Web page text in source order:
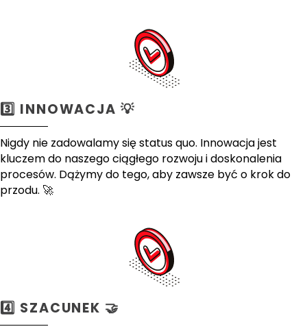
3️⃣ INNOWACJA 💡
Nigdy nie zadowalamy się status quo. Innowacja jest
kluczem do naszego ciągłego rozwoju i doskonalenia
procesów. Dążymy do tego, aby zawsze być o krok do
przodu. 🚀
4️⃣ SZACUNEK 🤝